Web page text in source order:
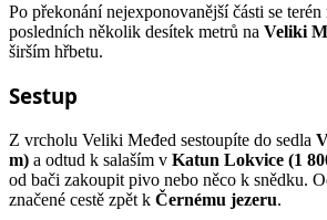
Po překonání nejexponovanější části se
posledních několik desítek metrů na Veliki
širším hřbetu.
Sestup
Z vrcholu Veliki Međed sestoupíte do sedla
m) a odtud k salaším v Katun Lokvice (1
od bači zakoupit pivo nebo něco k snědku.
značené cestě zpět k Černému jezeru.